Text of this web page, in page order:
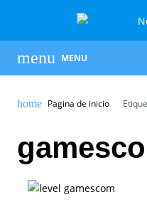
MENU
Pagina de inicio